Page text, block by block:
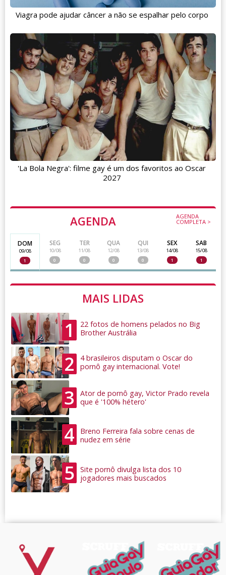
AGENDA AGENDA
COMPLETA >
DOM
09/08
1
SEG
10/08
0
TER
11/08
0
QUA
12/08
0
QUI
13/08
0
SEX
14/08
1
SAB
15/08
1
MAIS LIDAS
1
22 fotos de homens pelados no Big
Brother Austrália
2
4 brasileiros disputam o Oscar do
pornô gay internacional. Vote!
3
Ator de pornô gay, Victor Prado revela
que é '100% hétero'
4
Breno Ferreira fala sobre cenas de
nudez em série
5
Site pornô divulga lista dos 10
jogadores mais buscados
Viagra pode ajudar câncer a não se espalhar pelo corpo
'La Bola Negra': filme gay é um dos favoritos ao Oscar
2027